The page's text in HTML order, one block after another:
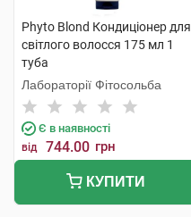
Phyto Blond Кондиціонер для
світлого волосся 175 мл 1
туба
Лабораторії Фітосольба
Є в наявності
від 744.00 грн
КУПИТИ